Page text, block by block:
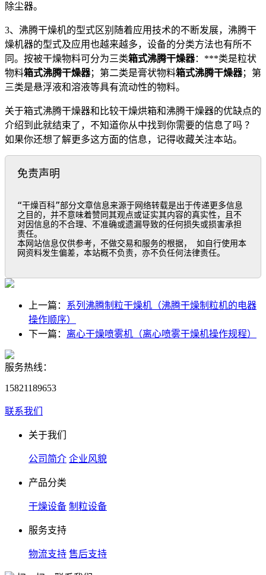
除尘器。
3、沸腾干燥机的型式区别随着应用技术的不断发展，沸腾干
燥机器的型式及应用也越来越多，设备的分类方法也有所不
同。按被干燥物料可分为三类箱式沸腾干燥器：***类是粒状
物料箱式沸腾干燥器；第二类是膏状物料箱式沸腾干燥器；第
三类是悬浮液和溶液等具有流动性的物料。
关于箱式沸腾干燥器和比较干燥烘箱和沸腾干燥器的优缺点的
介绍到此就结束了，不知道你从中找到你需要的信息了吗 ？
如果你还想了解更多这方面的信息，记得收藏关注本站。
免责声明
“干燥百科”部分文章信息来源于网络转载是出于传递更多信息
之目的，并不意味着赞同其观点或证实其内容的真实性，且不
对因信息的不合理、不准确或遗漏导致的任何损失或损害承担
责任。
本网站信息仅供参考，不做交易和服务的根据， 如自行使用本
网资料发生偏差，本站概不负责，亦不负任何法律责任。
上一篇： 系列沸腾制粒干燥机（沸腾干燥制粒机的电器
操作顺序）
下一篇： 离心干燥喷雾机（离心喷雾干燥机操作规程）
服务热线：
15821189653
联系我们
关于我们
公司简介 企业风貌
产品分类
干燥设备 制粒设备
服务支持
物流支持 售后支持